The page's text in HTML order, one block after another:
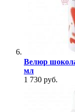
Велюр
мл
1 730 руб.